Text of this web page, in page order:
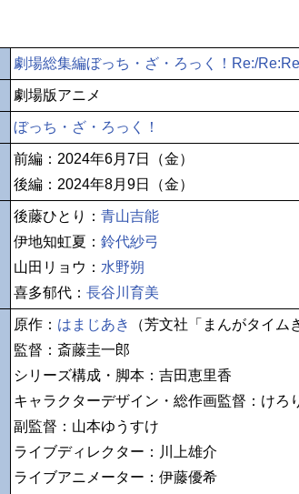
劇場総集編ぼっち・ざ・ろっく！Re:/
劇場版アニメ
ぼっち・ざ・ろっく！
前編：2024年6月7日（金）
後編：2024年8月9日（金）
後藤ひとり： 青山吉能
伊地知虹夏： 鈴代紗弓
山田リョウ： 水野朔
喜多郁代： 長谷川育美
原作： はまじあき
（芳文社「まんがタイム
監督：斎藤圭一郎
シリーズ構成・脚本：吉田恵里香
キャラクターデザイン・総作画監督：けろ
副監督：山本ゆうすけ
ライブディレクター：川上雄介
ライブアニメーター：伊藤優希